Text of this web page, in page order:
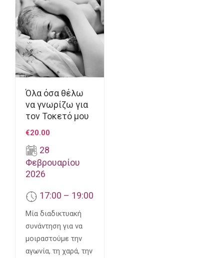
Όλα όσα θέλω
να γνωρίζω για
τον Τοκετό μου
€20.00
28
Φεβρουαρίου
2026
17:00 – 19:00
Μία διαδικτυακή
συνάντηση για να
μοιραστούμε την
αγωνία, τη χαρά, την